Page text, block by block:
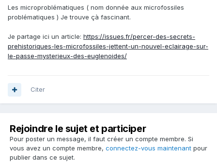
Les microproblématiques ( nom donnée aux microfossiles
problématiques ) Je trouve çà fascinant.
Je partage ici un article: https://issues.fr/percer-des-secrets-
prehistoriques-les-microfossiles-jettent-un-nouvel-eclairage-sur-
le-passe-mysterieux-des-euglenoides/
Citer
Rejoindre le sujet et participer
Pour poster un message, il faut créer un compte membre. Si
vous avez un compte membre, connectez-vous maintenant pour
publier dans ce sujet.